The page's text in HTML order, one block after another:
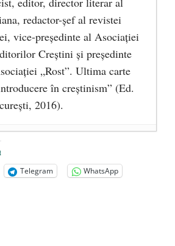
redactor-şef al revistei
vice-preşedinte al Asociaţiei
Creştini şi preşedinte
„Rost”. Ultima carte
în creștinism” (Ed.
2016).
PETRIȘOR, ÎNTRU
- 17 martie 2021
S-A! - 28 mai 2020
Franco (1892-1975)
Telegram
WhatsApp